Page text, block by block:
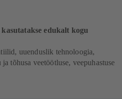
edukalt kogu
uuenduslik tehnoloogia,
tõhusa veetöötluse, veepuhastuse